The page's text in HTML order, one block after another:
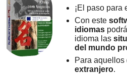
¡El paso para
Con este
idiomas
idioma las
del mundo
Para aquellos
extranjero.